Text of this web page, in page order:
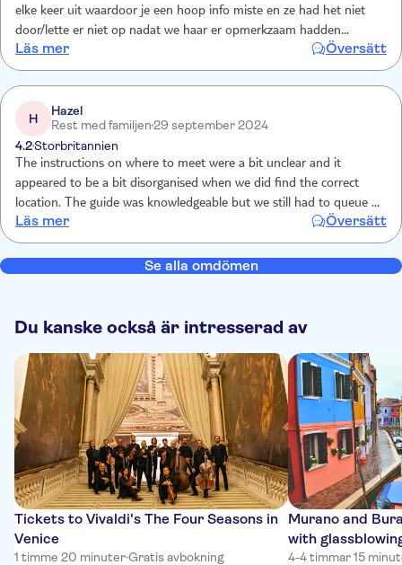
elke keer uit waardoor je een hoop info miste en ze had het niet
door/lette er niet op nadat we haar er opmerkzaam hadden
gemaakt verder was de gids niet je dat vergeleken bij de excursie en
gids van de dag ervoor.
Läs mer Översätt
H
Hazel
Rest med familjen29 september 2024
4.2Storbritannien
The instructions on where to meet were a bit unclear and it
appeared to be a bit disorganised when we did find the correct
location. The guide was knowledgeable but we still had to queue for
10 to1 minutes even on the "skip the Queue" option. I would
recommend but be prepared it will still be busy and you will still
Läs mer Översätt
Se alla omdömen
Du kanske också är intresserad av
Tickets to Vivaldi's The Four Seasons in
Venice
1 timme 20 minuter·Gratis avbokning
Murano and
with
4-4 timmar 15